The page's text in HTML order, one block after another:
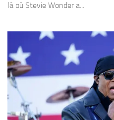
là où Stevie Wonder a...